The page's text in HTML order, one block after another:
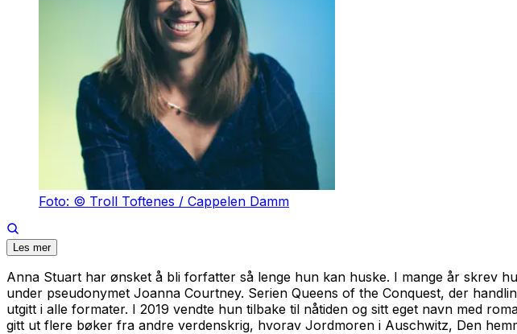
Foto: © Troll Toftenes / Cappelen Damm
Les mer
Anna Stuart har ønsket å bli forfatter så lenge hun kan huske. I mange år skrev
under pseudonymet Joanna Courtney. Serien Queens of the Conquest, der
utgitt i alle formater. I 2019 vendte hun tilbake til nåtiden og sitt eget navn med
gitt ut flere bøker fra andre verdenskrig, hvorav Jordmoren i Auschwitz, Den